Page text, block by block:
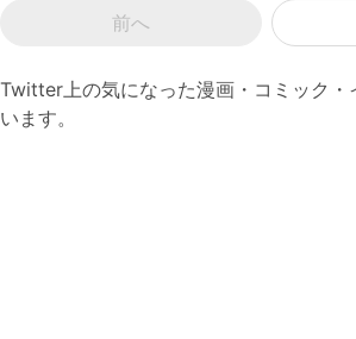
前へ
Twitter上の気になった漫画・コミック・
います。